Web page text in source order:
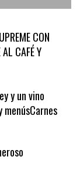
CON
CAFÉ Y
y un vino
menúsCarnes